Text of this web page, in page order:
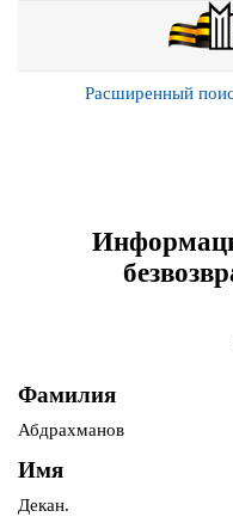
Расширенный
Фамилия
Абдрахманов
Имя
Декан.